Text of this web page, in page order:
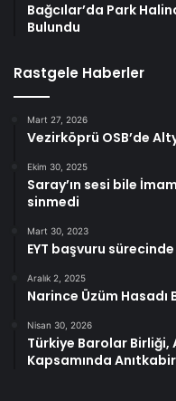
Bağcılar’da Park
Bulundu
Rastgele Haberler
Mart 27, 2026
Vezirköprü OSB’de
Ekim 30, 2025
Saray’ın sesi bile
sinmedi
Mart 30, 2023
EYT başvuru
Aralık 2, 2025
Narince Üzüm Hasadı
Nisan 30, 2026
Türkiye Barolar
Kapsamında